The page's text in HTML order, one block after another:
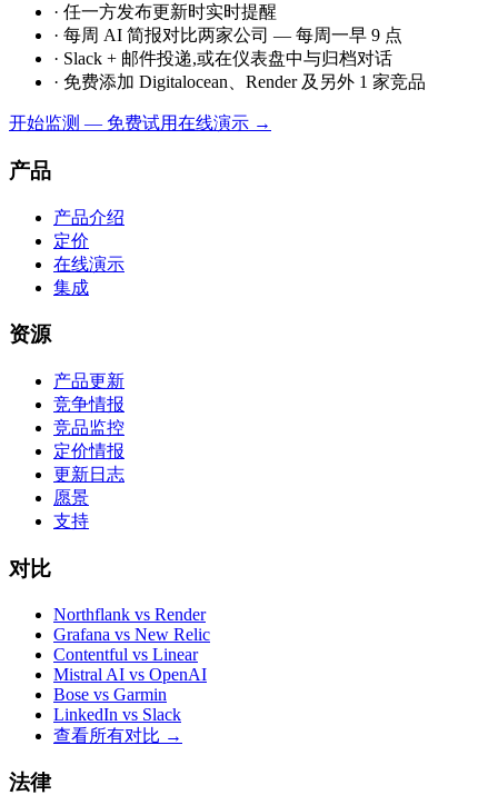
· 任一方发布更新时实时提醒
· 每周 AI 简报对比两家公司 — 每周一早 9 点
· Slack + 邮件投递,或在仪表盘中与归档对话
· 免费添加 Digitalocean、Render 及另外 1 家竞品
开始监测 — 免费试用在线演示 →
产品
产品介绍
定价
在线演示
集成
资源
产品更新
竞争情报
竞品监控
定价情报
更新日志
愿景
支持
对比
Northflank vs Render
Grafana vs New Relic
Contentful vs Linear
Mistral AI vs OpenAI
Bose vs Garmin
LinkedIn vs Slack
查看所有对比 →
法律